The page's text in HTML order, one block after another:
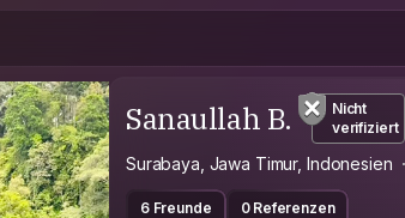
Sanaullah B.
Nicht
verifiziert
Surabaya, Jawa Timur, Indonesien
6 Freunde 0 Referenzen